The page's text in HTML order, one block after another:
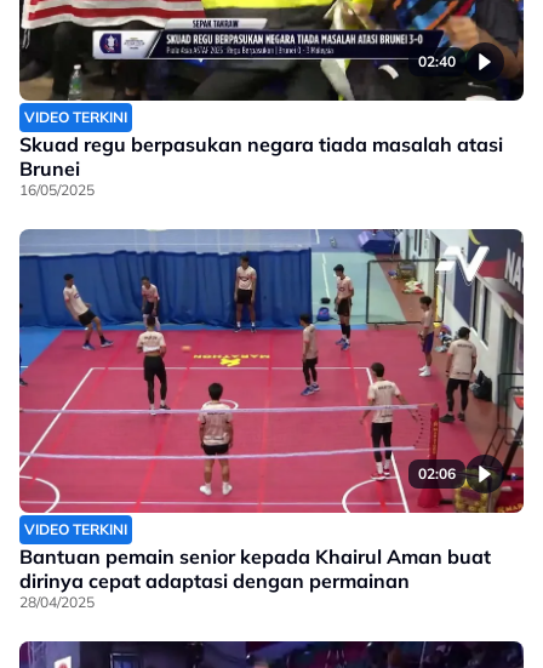
02:40
VIDEO TERKINI
Skuad regu berpasukan negara tiada masalah atasi
Brunei
16/05/2025
02:06
VIDEO TERKINI
Bantuan pemain senior kepada Khairul Aman buat
dirinya cepat adaptasi dengan permainan
28/04/2025